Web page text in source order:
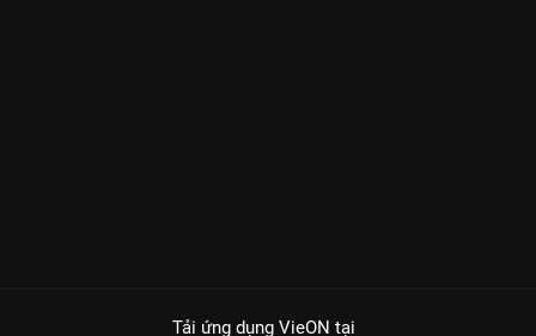
Tải ứng dụng VieON tại